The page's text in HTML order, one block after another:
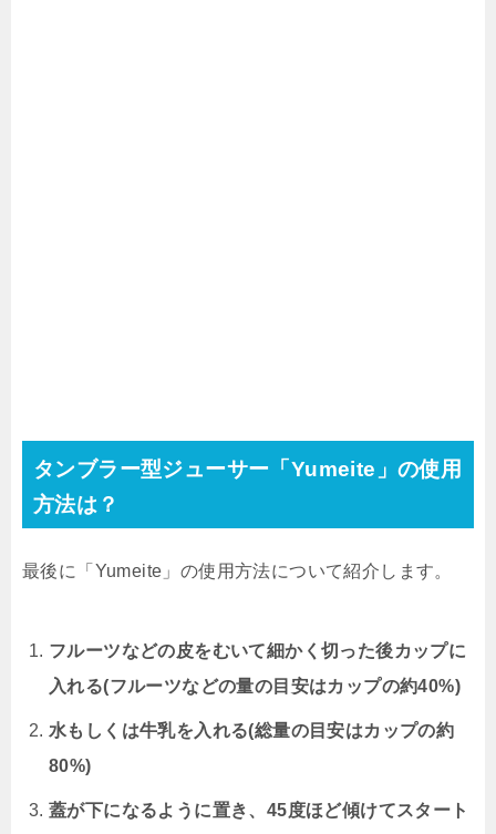
タンブラー型ジューサー「Yumeite」の使用
方法は？
最後に「Yumeite」の使用方法について紹介します。
フルーツなどの皮をむいて細かく切った後カップに
入れる(フルーツなどの量の目安はカップの約40%)
水もしくは牛乳を入れる(総量の目安はカップの約
80%)
蓋が下になるように置き、45度ほど傾けてスタート